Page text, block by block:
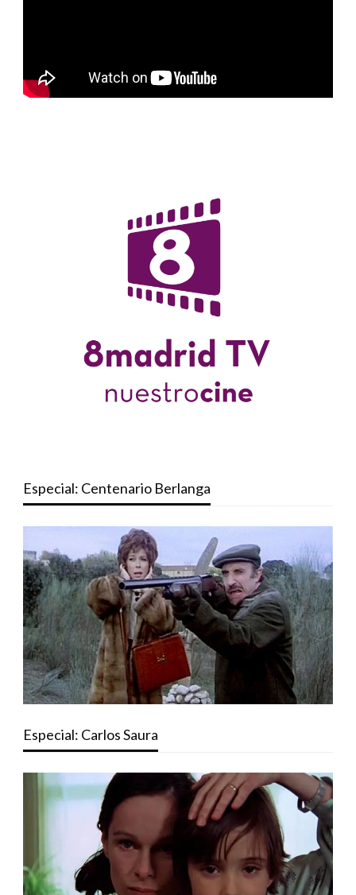
Especial: Centenario Berlanga
Especial: Carlos Saura